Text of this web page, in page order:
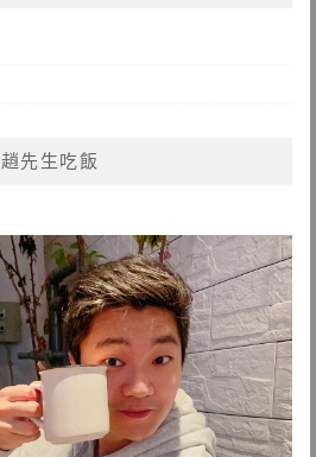
趙先生吃飯